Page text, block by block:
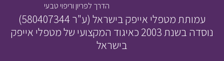
הדרך לפריון וריפוי טבעי
עמותת מטפלי אייפק בישראל (ע"ר 580407344)
נוסדה בשנת 2003 כאיגוד המקצועי של מטפלי אייפק
בישראל